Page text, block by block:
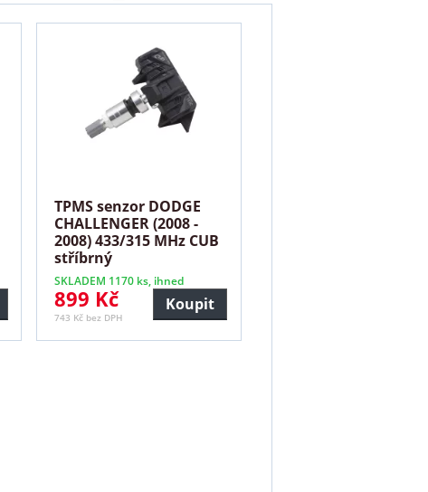
TPMS senzor DODGE
CHALLENGER (2008 -
2008) 433/315 MHz CUB
stříbrný
SKLADEM 1170 ks, ihned
899 Kč
743 Kč bez DPH
Koupit